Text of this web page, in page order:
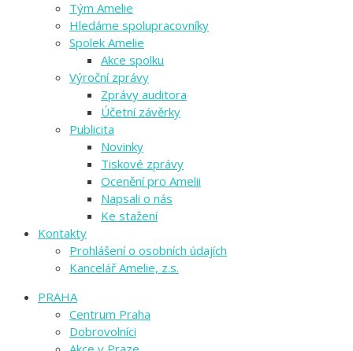
Tým Amelie
Hledáme spolupracovníky
Spolek Amelie
Akce spolku
Výroční zprávy
Zprávy auditora
Účetní závěrky
Publicita
Novinky
Tiskové zprávy
Ocenění pro Amelii
Napsali o nás
Ke stažení
Kontakty
Prohlášení o osobních údajích
Kancelář Amelie, z.s.
PRAHA
Centrum Praha
Dobrovolníci